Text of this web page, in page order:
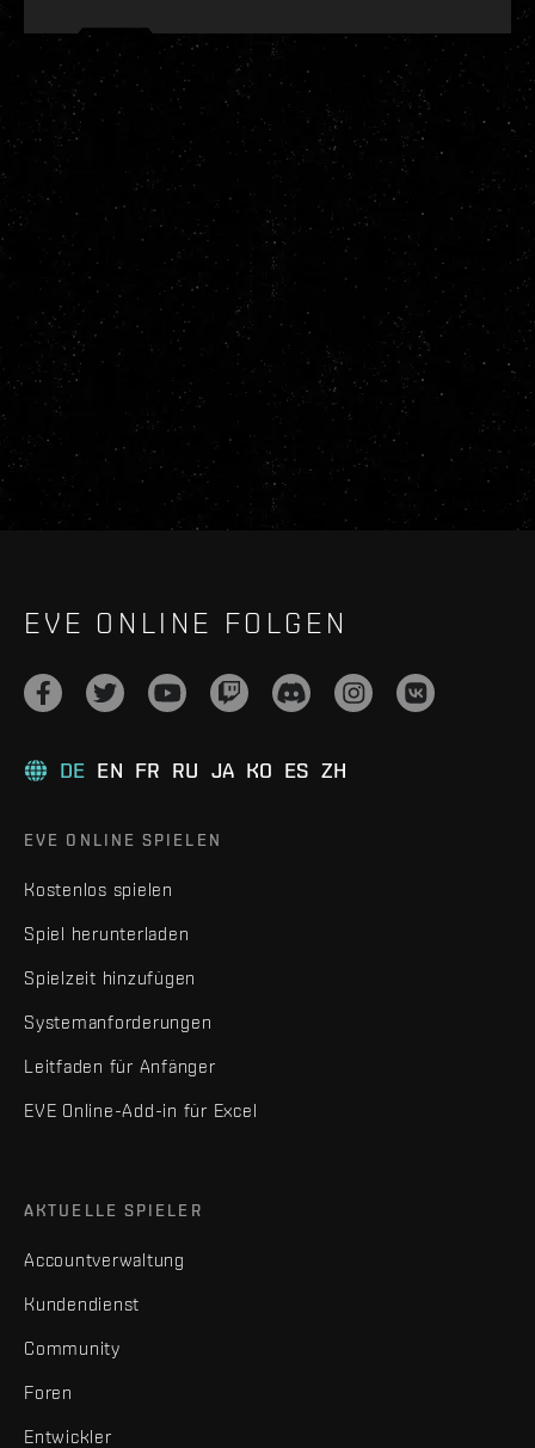
EVE ONLINE FOLGEN
DE EN FR RU JA KO ES ZH
EVE ONLINE SPIELEN
Kostenlos spielen
Spiel herunterladen
Spielzeit hinzufügen
Systemanforderungen
Leitfaden für Anfänger
EVE Online-Add-in für Excel
AKTUELLE SPIELER
Accountverwaltung
Kundendienst
Community
Foren
Entwickler